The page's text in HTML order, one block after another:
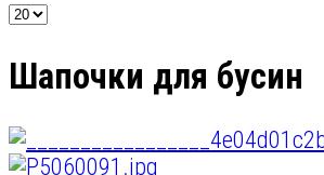
Шапочки для бусин